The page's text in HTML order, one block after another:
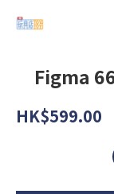
Figma
HK$599.00